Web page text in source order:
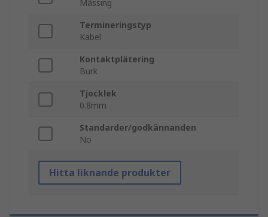
Mässing
Termineringstyp
Kabel
Kontaktplätering
Burk
Tjocklek
0.8mm
Standarder/godkännanden
No
Hitta liknande produkter